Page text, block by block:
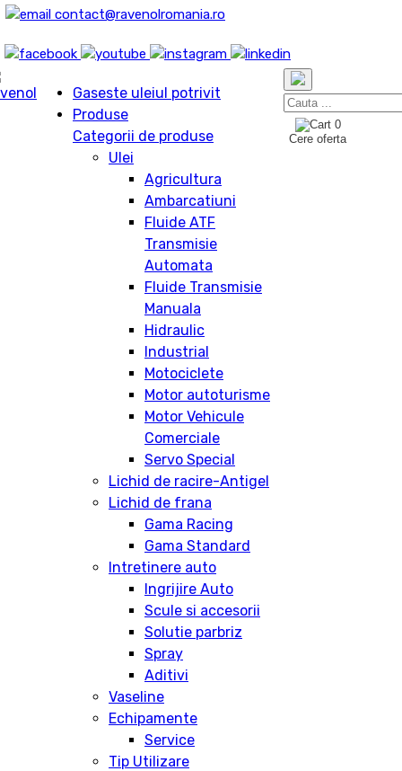
contact@ravenolromania.ro
Gaseste uleiul potrivit
Produse
Categorii de produse
Ulei
Agricultura
Ambarcatiuni
Fluide ATF
Transmisie
Automata
Fluide Transmisie
Manuala
Hidraulic
Industrial
Motociclete
Motor autoturisme
Motor Vehicule
Comerciale
Servo Special
Lichid de racire-Antigel
Lichid de frana
Gama Racing
Gama Standard
Intretinere auto
Ingrijire Auto
Scule si accesorii
Solutie parbriz
Spray
Aditivi
Vaseline
Echipamente
Service
Tip Utilizare
0
Cere oferta